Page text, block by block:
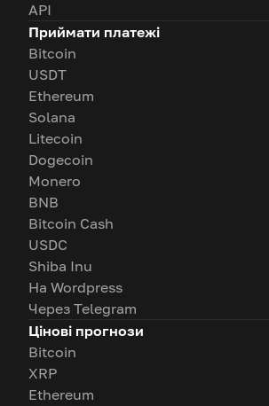
API
Приймати платежі
Bitcoin
USDT
Ethereum
Solana
Litecoin
Dogecoin
Monero
BNB
Bitcoin Cash
USDC
Shiba Inu
На Wordpress
Через Telegram
Цінові прогнози
Bitcoin
XRP
Ethereum